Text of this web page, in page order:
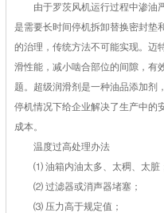
由于罗茨风机运行过程中渗油
是需要长时间停机拆卸替换密封垫
的治理，传统方法不可能实现。迈
滑性能，减小啮合部位的间隙，有
题。超级润滑剂是一种油品添加剂
停机情况下给企业解决了生产中的
成本。
温度过高处理办法
⑴ 油箱内油太多、太稠、太脏
⑵ 过滤器或消声器堵塞；
⑶ 压力高于规定值；